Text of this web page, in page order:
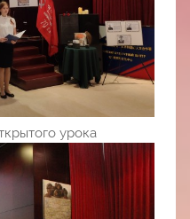
урока